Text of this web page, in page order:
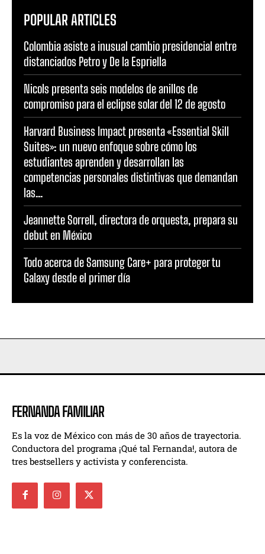
POPULAR ARTICLES
Colombia asiste a inusual cambio presidencial entre
distanciados Petro y De la Espriella
Nicols presenta seis modelos de anillos de
compromiso para el eclipse solar del 12 de agosto
Harvard Business Impact presenta «Essential Skill
Suites»: un nuevo enfoque sobre cómo los
estudiantes aprenden y desarrollan las
competencias personales distintivas que demandan
las...
Jeannette Sorrell, directora de orquesta, prepara su
debut en México
Todo acerca de Samsung Care+ para proteger tu
Galaxy desde el primer día
FERNANDA FAMILIAR
Es la voz de México con más de 30 años de trayectoria.
Conductora del programa ¡Qué tal Fernanda!, autora de
tres bestsellers y activista y conferencista.